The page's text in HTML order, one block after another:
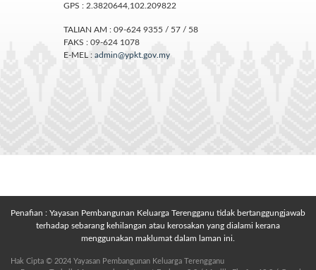
GPS : 2.3820644,102.209822
TALIAN AM : 09-624 9355 / 57 / 58
FAKS : 09-624 1078
E-MEL : admin@ypkt.gov.my
Penafian : Yayasan Pembangunan Keluarga Terengganu tidak bertanggungjawab
terhadap sebarang kehilangan atau kerosakan yang dialami kerana
menggunakan maklumat dalam laman ini.
Hak Cipta © 2024 Yayasan Pembangunan Keluarga Terengganu